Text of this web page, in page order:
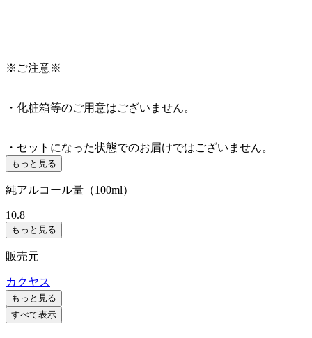
※ご注意※
・化粧箱等のご用意はございません。
・セットになった状態でのお届けではございません。
もっと見る
純アルコール量（100ml）
10.8
もっと見る
販売元
カクヤス
もっと見る
すべて表示